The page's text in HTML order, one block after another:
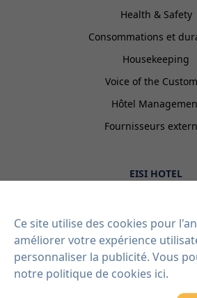
Health & Safety
Consommations et
Housekeeping
Voice of the
Hôtel
Fournisseurs
EISI HOTEL
Contact
Blog
Plans
Ce site utilise des cookies pour
améliorer votre expérience
personnaliser la publicité. Vous
notre politique de cookies ici.